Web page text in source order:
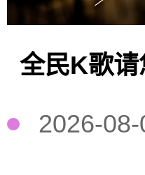
全民K歌请
2026-08-